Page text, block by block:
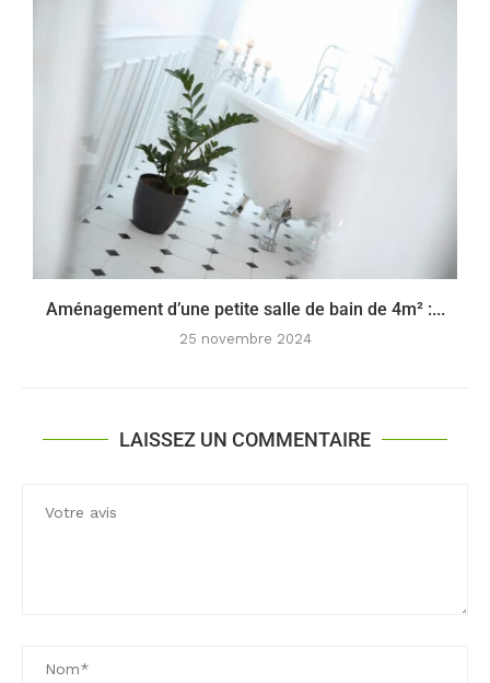
Aménagement d’une petite salle de bain de 4m² :...
25 novembre 2024
LAISSEZ UN COMMENTAIRE